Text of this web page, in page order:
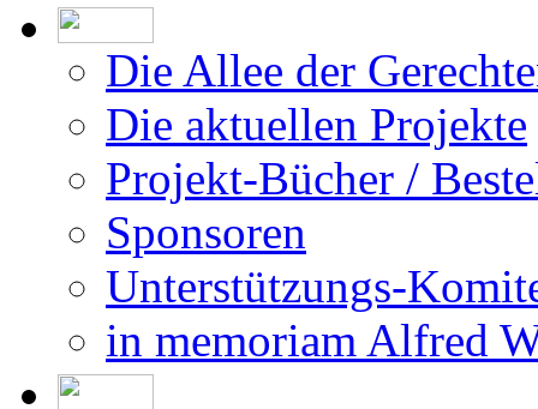
Die Allee der
Die aktuellen Projekte
Projekt-Bücher /
Sponsoren
Unterstützungs-
in memoriam Alfred